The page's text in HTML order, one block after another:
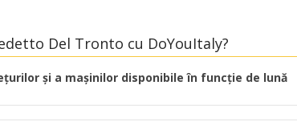
Del Tronto cu DoYouItaly?
și a mașinilor disponibile în funcție de lună